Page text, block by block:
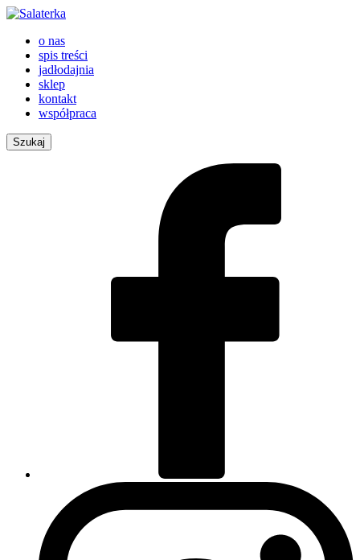
o nas
spis treści
jadłodajnia
sklep
kontakt
współpraca
Szukaj